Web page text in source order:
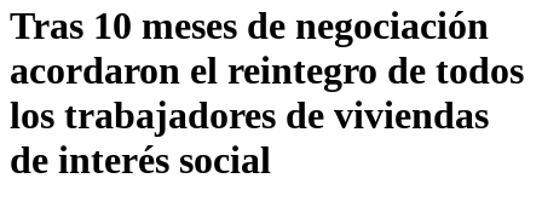
Tras 10 meses de negociación
acordaron el reintegro de todos
los trabajadores de viviendas
de interés social